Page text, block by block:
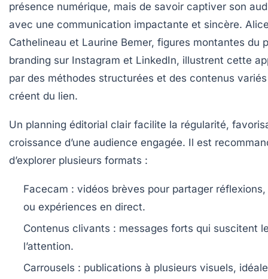
présence numérique, mais de savoir captiver son
avec une communication impactante et sincère.
Cathelineau et Laurine Bemer, figures montantes du
branding sur Instagram et LinkedIn, illustrent cette
par des méthodes structurées et des contenus
créent du lien.
Un planning éditorial clair facilite la régularité,
croissance d’une audience engagée. Il est
d’explorer plusieurs formats :
Facecam : vidéos brèves pour partager
ou expériences en direct.
Contenus clivants : messages forts qui suscitent
l’attention.
Carrousels : publications à plusieurs visuels,